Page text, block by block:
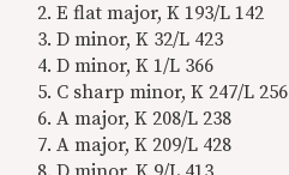
2. E flat major, K 193/L 142
3. D minor, K 32/L 423
4. D minor, K 1/L 366
5. C sharp minor, K 247/L 256
6. A major, K 208/L 238
7. A major, K 209/L 428